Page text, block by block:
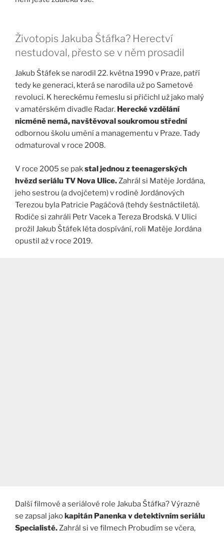
Životopis Jakuba Štáfka? Herectví
nestudoval, přesto se v něm prosadil
Jakub Štáfek se narodil 22. května 1990 v Praze, patří
tedy ke generaci, která se narodila už po Sametové
revoluci. K hereckému řemeslu si přičichl už jako malý
v amatérském divadle Radar. Herecké vzdělání
nicméně nemá, navštěvoval soukromou střední
odbornou školu umění a managementu v Praze. Tady
odmaturoval v roce 2008.
V roce 2005 se pakstal jednou z teenagerských
hvězd seriálu TV Nova Ulice.Zahrál si Matěje Jordána,
jeho sestrou (a dvojčetem) v rodině Jordánových
Terezou byla Patricie Pagáčová (tehdy šestnáctiletá).
Rodiče si zahráli Petr Vacek a Tereza Brodská. V Ulici
prožil Jakub Štáfek léta dospívání, roli Matěje Jordána
opustil až v roce 2019.
Další filmové a seriálové role Jakuba Štáfka? Výrazně
se zapsal jakokapitán Panenka v detektivním seriálu
Specialisté.Zahrál si ve filmech Probudím se včera,